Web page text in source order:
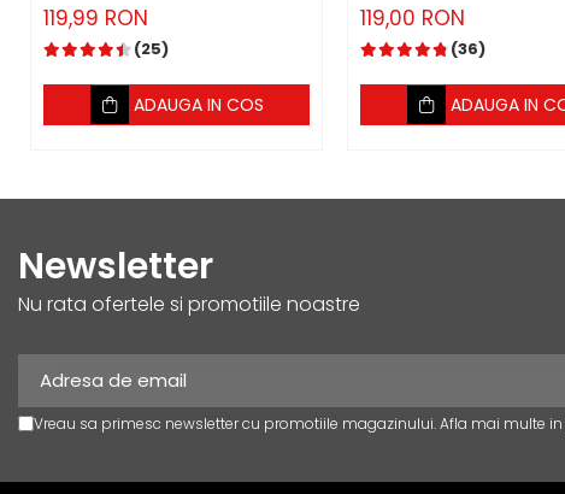
119,99 RON
(25)
ADAUGA IN COS
119,00 RON
(36)
ADAUGA IN
Newsletter
Nu rata ofertele si promotiile noastre
Vreau sa primesc newsletter cu promotiile magazinului. Afla mai multe in